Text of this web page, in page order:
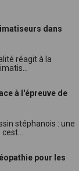
dans
réagit à la
à l'épreuve de
stéphanois : une
pour les